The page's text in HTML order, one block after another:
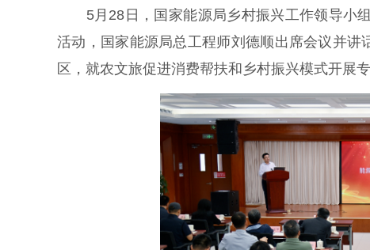
5月28日，国家能源局乡村振兴工作领导小组
活动，国家能源局总工程师刘德顺出席会议并
区，就农文旅促进消费帮扶和乡村振兴模式开展